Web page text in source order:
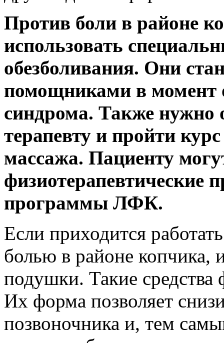
Против боли в районе
использовать
обезболивания. Они
помощниками в момент
синдрома. Также нужно
терапевту и пройти
массажа. Пациенту
физиотерапевтические
программы ЛФК.
Если приходится
болью в районе копчика,
подушки. Такие средства
Их форма позволяет
позвоночника и, тем